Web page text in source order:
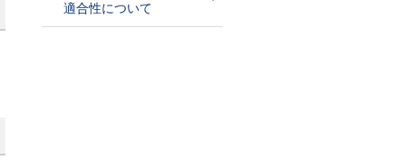
適合性について